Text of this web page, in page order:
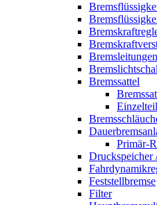
Bremsleitungen
Bremssattel
Primär-
Druckspeicher
Feststellbremse
Filter